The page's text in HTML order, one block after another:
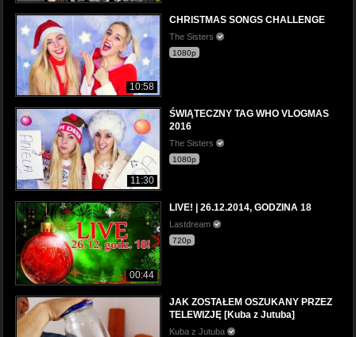
10:58
CHRISTMAS SONGS CHALLENGE
The Sisters
1080p
11:30
ŚWIĄTECZNY TAG WHO VLOGMAS
2016
The Sisters
1080p
00:44
LIVE! | 26.12.2014, GODZINA 18
Lastdream
720p
JAK ZOSTAŁEM OSZUKANY PRZEZ
TELEWIZJĘ [Kuba z Jutuba]
Kuba z Jutuba